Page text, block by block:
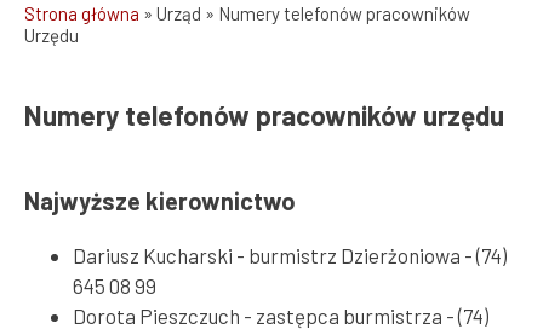
Miasta
Ścieżka
Strona główna Urząd
Numery telefonów pracowników
Urzędu
Numery telefonów pracowników urzędu
Najwyższe kierownictwo
Dariusz Kucharski - burmistrz Dzierżoniowa - (74)
645 08 99
Dorota Pieszczuch - zastępca burmistrza - (74)